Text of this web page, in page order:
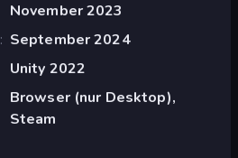
November 2023
September 2024
Unity 2022
Browser (nur Desktop),
Steam